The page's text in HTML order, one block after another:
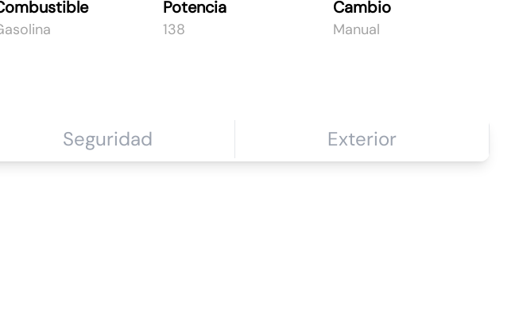
GDi 138 CV Smart
Potencia
138
Cambio
Manual
Seguridad Exterior